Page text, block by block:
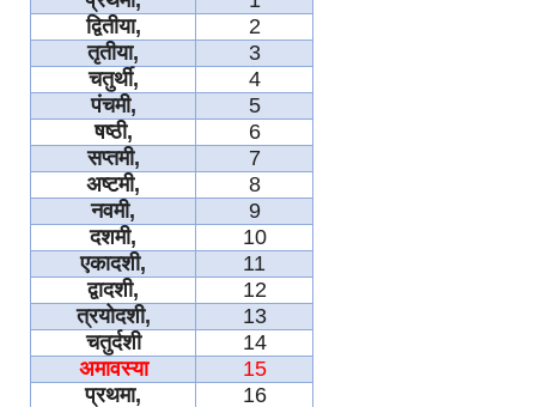
द्वितीया,
2
तृतीया,
3
चतुर्थी,
4
पंचमी,
5
षष्ठी,
6
सप्तमी,
7
अष्टमी,
8
नवमी,
9
दशमी,
10
एकादशी,
11
द्वादशी,
12
त्रयोदशी,
13
चतुर्दशी
14
अमावस्या
15
प्रथमा,
16